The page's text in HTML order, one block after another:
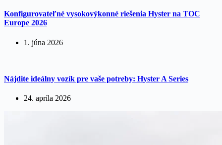
Konfigurovateľné vysokovýkonné riešenia Hyster na TOC
Europe 2026
1. júna 2026
Nájdite ideálny vozík pre vaše potreby: Hyster A Series
24. apríla 2026